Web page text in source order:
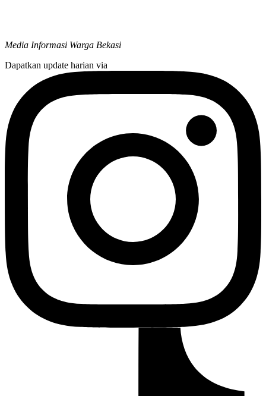
Media Informasi Warga Bekasi
Dapatkan update harian via